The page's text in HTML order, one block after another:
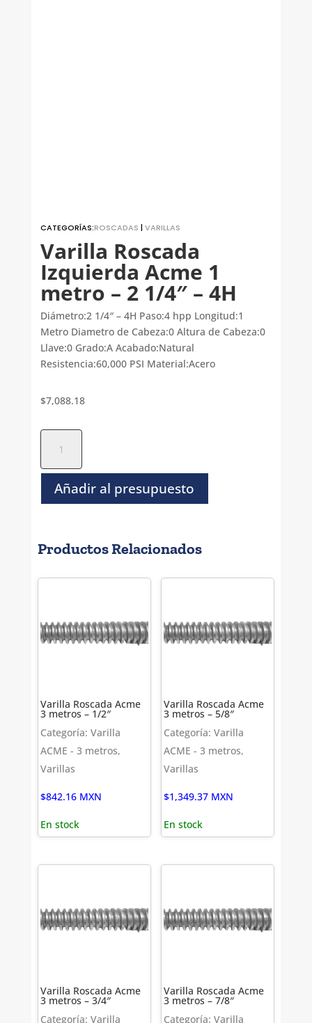
CATEGORÍAS:ROSCADAS |VARILLAS
Varilla Roscada
Izquierda Acme 1
metro – 2 1/4″ – 4H
Diámetro:2 1/4″ – 4H Paso:4 hpp Longitud:1
Metro Diametro de Cabeza:0 Altura de Cabeza:0
Llave:0 Grado:A Acabado:Natural
Resistencia:60,000 PSI Material:Acero
$7,088.18
Roscada
Izquierda
Acme
1
2
-
Añadir al presupuesto
Productos Relacionados
Varilla Roscada Acme
3 metros – 1/2″
Categoría: Varilla
ACME - 3 metros,
Varillas
$842.16 MXN
En stock
Varilla Roscada Acme
3 metros – 5/8″
Categoría: Varilla
ACME - 3 metros,
Varillas
$1,349.37 MXN
En stock
Varilla Roscada Acme
3 metros – 3/4″
Categoría: Varilla
Varilla Roscada Acme
3 metros – 7/8″
Categoría: Varilla